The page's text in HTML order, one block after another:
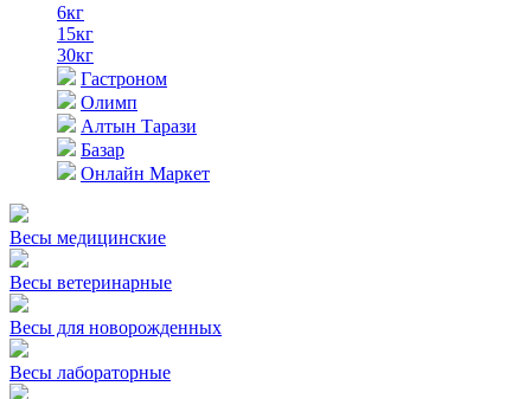
6кг
15кг
30кг
Гастроном
Олимп
Алтын Тарази
Базар
Онлайн Маркет
Весы медицинские
Весы ветеринарные
Весы для новорожденных
Весы лабораторные